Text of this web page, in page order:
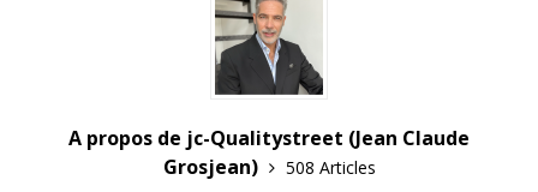
A propos de jc-Qualitystreet (Jean Claude
Grosjean)
508 Articles